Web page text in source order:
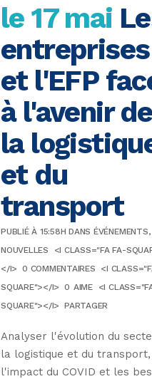
le 17 mai
entreprises
et l'EFP
à l'avenir de
la
et du
transport
PUBLIÉ À 15:58H DANS ÉVÉNEMENTS,
NOUVELLES
<I CLASS="FA FA-
</I> 0 COMMENTAIRES
<I
SQUARE"></I> 0 AIME
<I
SQUARE"></I> PARTAGER
Analyser l'évolution du
la logistique et du transport,
l'impact du COVID et les